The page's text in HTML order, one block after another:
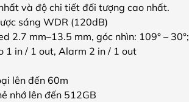
và độ chi tiết đối tượng cao nhất.
sáng WDR (120dB)
2.7 mm–13.5 mm, góc nhìn: 109° – 30°;
1 in / 1 out, Alarm 2 in / 1 out
lên đến 60m
nhớ lên đến 512GB